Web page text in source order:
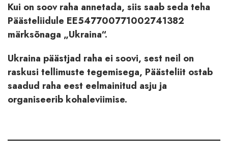
Kui on soov raha annetada, siis saab seda teha
Päästeliidule EE547700771002741382
märksõnaga „Ukraina“.
Ukraina päästjad raha ei soovi, sest neil on
raskusi tellimuste tegemisega, Päästeliit ostab
saadud raha eest eelmainitud asju ja
organiseerib kohaleviimise.